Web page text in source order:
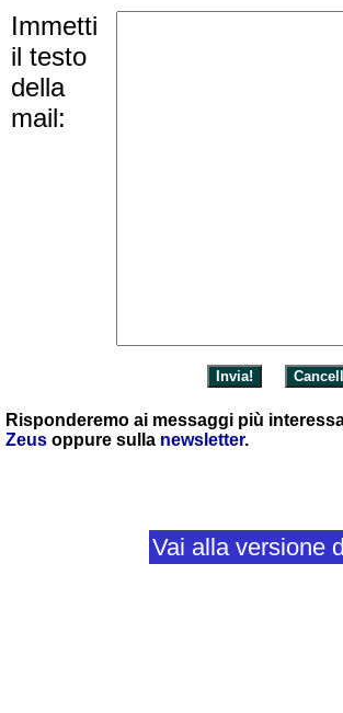
Immetti
il testo
della
mail:
Risponderemo ai messaggi più
Zeus oppure sulla newsletter.
Vai alla versione